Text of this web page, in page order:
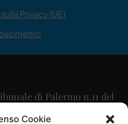
Cookie
Privacy (UE)
di Palermo n.11 del